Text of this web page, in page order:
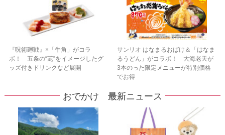
『呪術廻戦』×「牛角」がコラ
ボ！ 五条の“茈”をイメージしたグ
ッズ付きドリンクなど展開
サンリオ はなまるおばけ＆「はなま
るうどん」がコラボ！ 大海老天が
3本のった限定メニューが特別価格
でお得
おでかけ 最新ニュース